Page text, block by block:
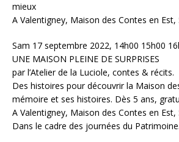
mieux
A Valentigney, Maison des Contes en Est,
Sam 17 septembre 2022, 14h00 15h00
UNE MAISON PLEINE DE SURPRISES
par l’Atelier de la Luciole, contes & récits.
Des histoires pour découvrir la Maison
mémoire et ses histoires. Dès 5 ans,
A Valentigney, Maison des Contes en Est,
Dans le cadre des journées du Patrimoine.